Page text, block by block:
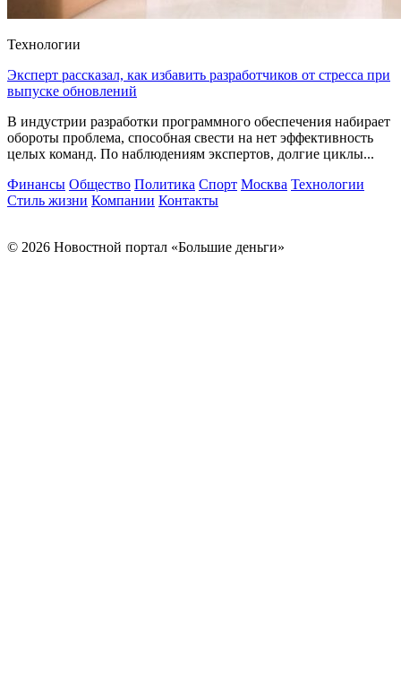
Технологии
Эксперт рассказал, как избавить разработчиков от стресса при
выпуске обновлений
В индустрии разработки программного обеспечения набирает
обороты проблема, способная свести на нет эффективность
целых команд. По наблюдениям экспертов, долгие циклы...
Финансы Общество Политика Спорт Москва Технологии
Стиль жизни Компании Контакты
© 2026 Новостной портал «Большие деньги»